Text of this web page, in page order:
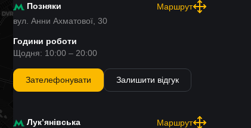
Позняки
Маршрут
вул. Анни Ахматової, 30
Години роботи
Щодня: 10:00 – 20:00
Зателефонувати Залишити відгук
Лукʼянівська
Маршрут